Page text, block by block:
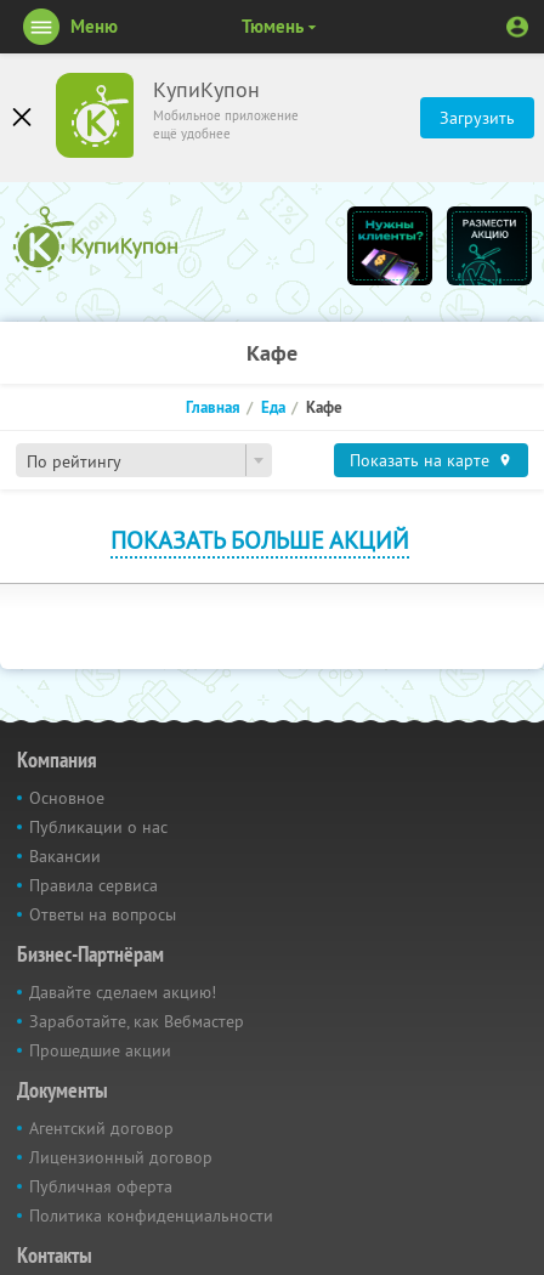
КупиКупон
Мобильное приложение
ещё удобнее
Загрузить
Меню Тюмень
Кафе
По рейтингу
Главная Еда Кафе
Показать на карте
ПОКАЗАТЬ БОЛЬШЕ АКЦИЙ
Компания
Основное
Публикации о нас
Вакансии
Правила сервиса
Ответы на вопросы
Бизнес-Партнёрам
Давайте сделаем акцию!
Заработайте, как Вебмастер
Прошедшие акции
Документы
Агентский договор
Лицензионный договор
Публичная оферта
Политика конфиденциальности
Контакты